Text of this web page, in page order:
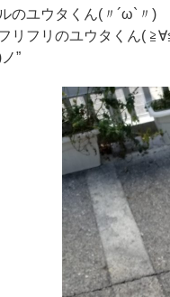
のユウタくん(〃´ω`〃)
リフリのユウタくん(
”